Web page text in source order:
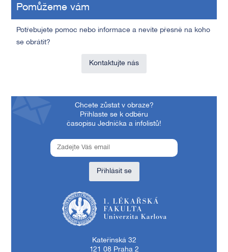
Pomůžeme vám
Potřebujete pomoc nebo informace a nevíte přesně na koho
se obrátit?
Kontaktujte nás
Chcete zůstat v obraze?
Přihlaste se k odběru
časopisu Jednička a infolistů!
Přihlásit se
Kateřinská 32
121 08 Praha 2